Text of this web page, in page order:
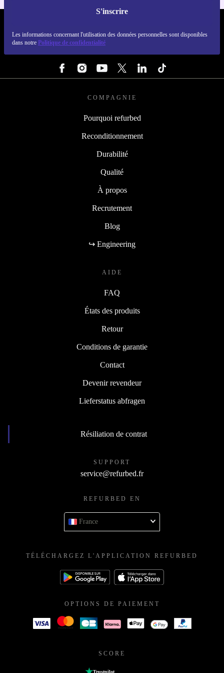
S'inscrire
Les informations concernant l'utilisation des données personnelles sont disponibles
dans notre Politique de confidentialité
COMPAGNIE
Pourquoi refurbed
Reconditionnement
Durabilité
Qualité
À propos
Recrutement
Blog
↪ Engineering
AIDE
FAQ
États des produits
Retour
Conditions de garantie
Contact
Devenir revendeur
Lieferstatus abfragen
Résiliation de contrat
SUPPORT
service@refurbed.fr
REFURBED EN
France
TÉLÉCHARGEZ L'APPLICATION REFURBED
OPTIONS DE PAIEMENT
SCORE